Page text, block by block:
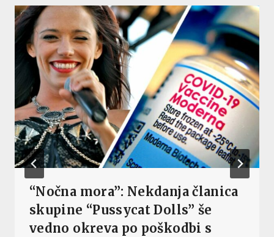
“Nočna mora”: Nekdanja članica
skupine “Pussycat Dolls” še
vedno okreva po poškodbi s